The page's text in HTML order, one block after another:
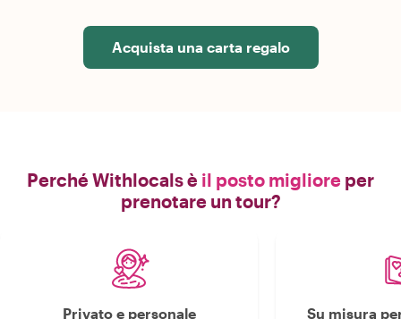
Acquista una carta regalo
Perché Withlocals è il posto migliore per
prenotare un tour?
Privato e personale Su misura